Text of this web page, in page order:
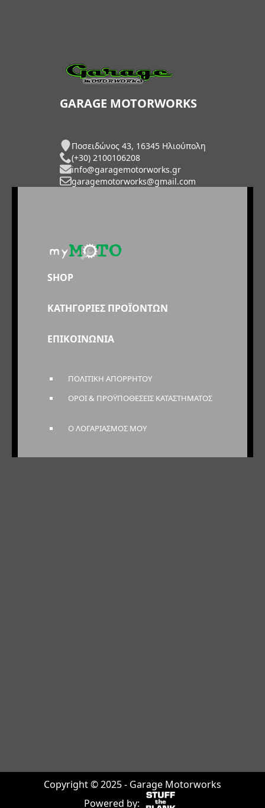
GARAGE MOTORWORKS
Ποσειδώνος 43, 16345 Ηλιούπολη
(+30) 2100106208
info@garagemotorworks.gr
garagemotorworks@gmail.com
SHOP
ΚΑΤΗΓΟΡΙΕΣ ΠΡΟΪΟΝΤΩΝ
ΕΠΙΚΟΙΝΩΝΙΑ
ΠΟΛΙΤΙΚΗ ΑΠΟΡΡΗΤΟΥ
ΟΡΟΙ & ΠΡΟΫΠΟΘΕΣΕΙΣ ΚΑΤΑΣΤΗΜΑΤΟΣ
Ο ΛΟΓΑΡΙΑΣΜΟΣ ΜΟΥ
Copyright © 2025 - Garage Motorworks
Powered by: